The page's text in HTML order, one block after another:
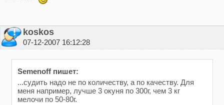
koskos
07-12-2007 16:12:28
Semenoff пишет:
...судить надо не по количеству, а по качеству. Для
меня например, лучше 3 окуня по 300г, чем 3 кг
мелочи по 50-80г.